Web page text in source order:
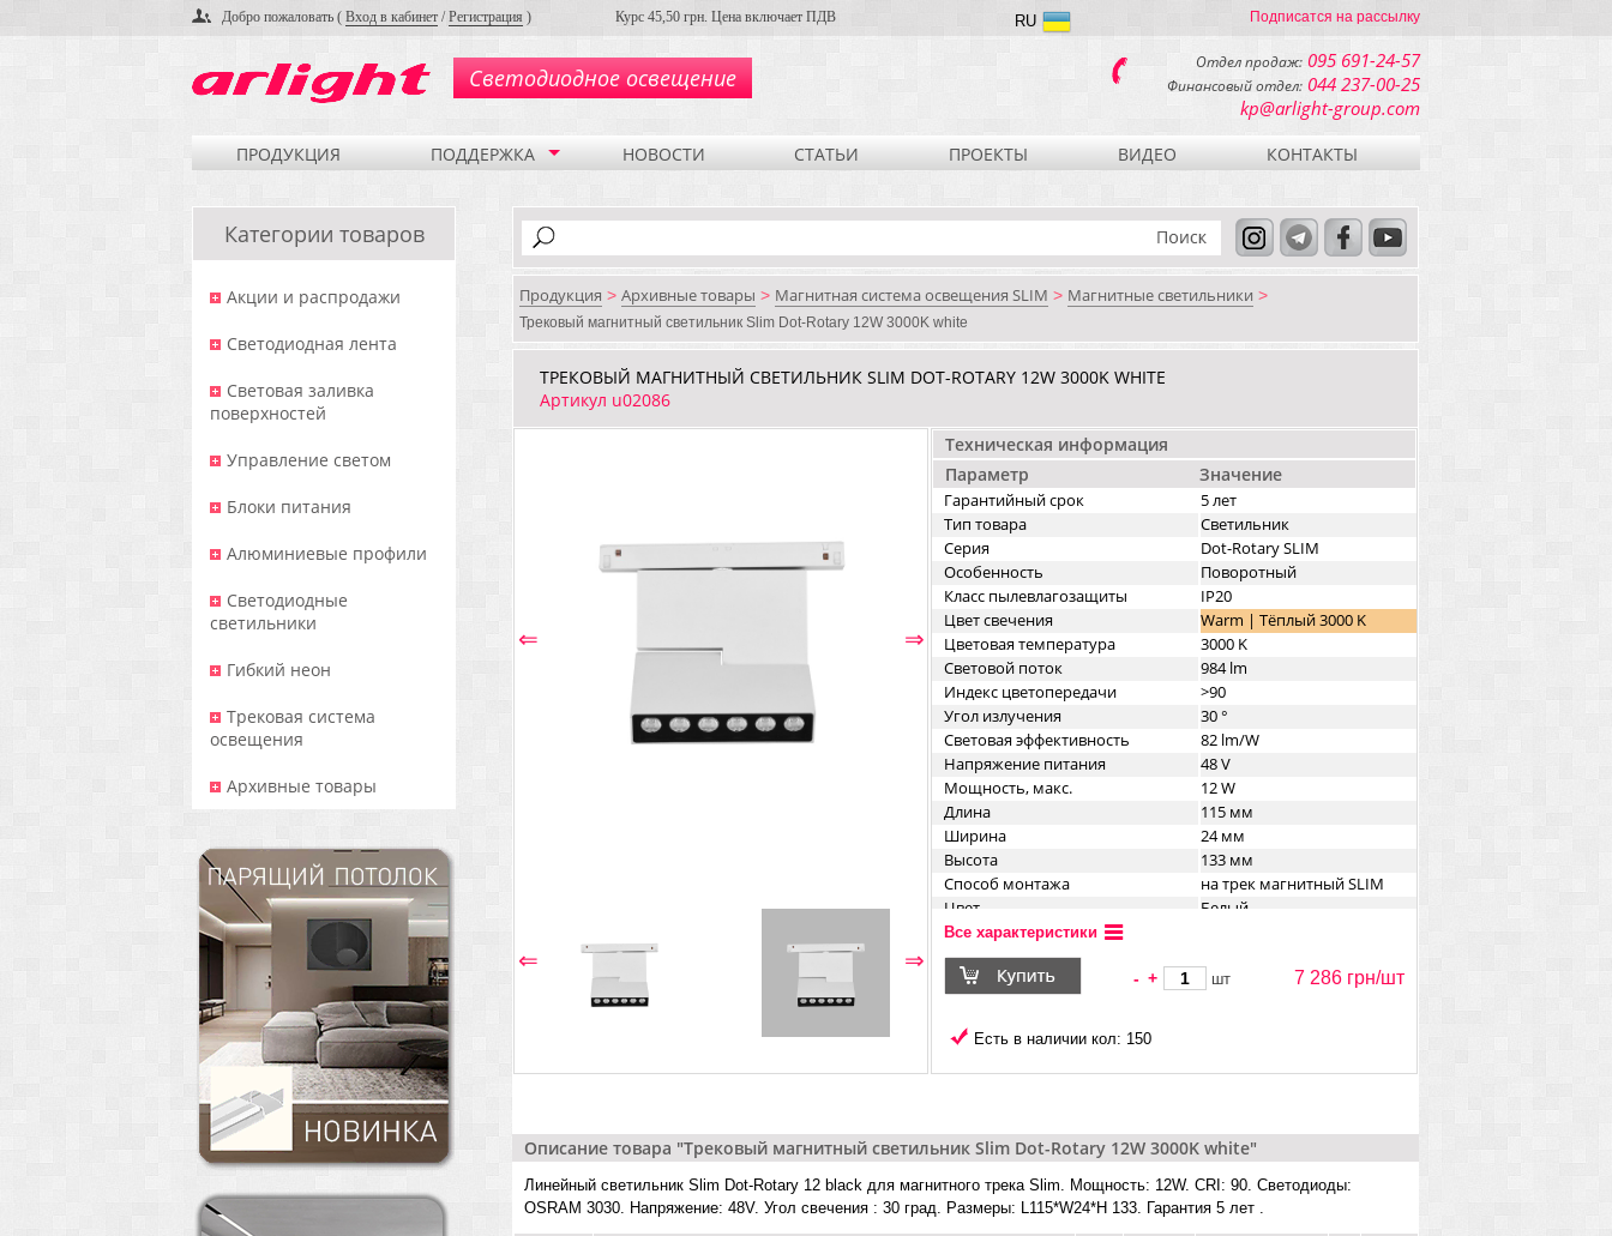
Добро пожаловать ( Вход в кабинет /Регистрация ) Курс 45,50 грн. Цена включает ПДВ Подписатся на рассылку
RU
Светодиодное освещение
Отдел продаж: 095 691-24-57
Финансовый отдел: 044 237-00-25
kp@arlight-group.com
ПРОДУКЦИЯ ПОДДЕРЖКА НОВОСТИ СТАТЬИ ПРОЕКТЫ ВИДЕО КОНТАКТЫ
Категории товаров
Акции и распродажи
Светодиодная лента
Световая заливка
поверхностей
Управление светом
Блоки питания
Алюминиевые профили
Светодиодные
светильники
Гибкий неон
Трековая система
освещения
Архивные товары
Продукция > Архивные товары > Магнитная система освещения SLIM > Магнитные светильники >
Трековый магнитный светильник Slim Dot-Rotary 12W 3000K white
ТРЕКОВЫЙ МАГНИТНЫЙ СВЕТИЛЬНИК SLIM DOT-ROTARY 12W 3000K WHITE
Артикул u02086
⇐ ⇒
⇐ ⇒
Техническая информация
Параметр
Значение
Гарантийный срок
5 лет
Тип товара
Светильник
Серия
Dot-Rotary SLIM
Особенность
Поворотный
Класс пылевлагозащиты
IP20
Цвет свечения
Warm | Тёплый 3000 K
Цветовая температура
3000 K
Световой поток
984 lm
Индекс цветопередачи
>90
Угол излучения
30 °
Световая эффективность
82 lm/W
Напряжение питания
48 V
Мощность, макс.
12 W
Длина
115 мм
Ширина
24 мм
Высота
133 мм
Способ монтажа
на трек магнитный SLIM
Цвет
Белый
Материал корпуса
Все характеристики
- + шт 7 286 грн/шт
Есть в наличии кол: 150
Описание товара "Трековый магнитный светильник Slim Dot-Rotary 12W 3000K white"
Линейный светильник Slim Dot-Rotary 12 black для магнитного трека Slim. Мощность: 12W. CRI: 90. Светодиоды:
OSRAM 3030. Напряжение: 48V. Угол свечения : 30 град. Размеры: L115*W24*H 133. Гарантия 5 лет .